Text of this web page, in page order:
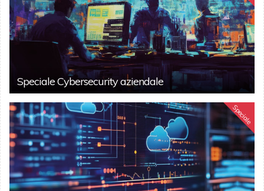
Speciale Cybersecurity aziendale
Speciale